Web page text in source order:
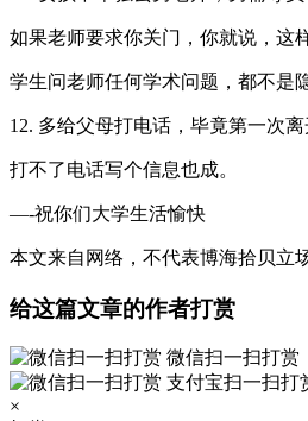
如果老师要求你关门，你就说，这
学生问老师任何学术问题，都不是
12. 多给父母打电话，毕竟第一次
打不了电话写个信息也成。
—-祝你们大学生活愉快
本文来自网络，不代表博海拾贝立
给这篇文章的作者打赏
微信扫一扫打赏
支付宝扫一扫打
×